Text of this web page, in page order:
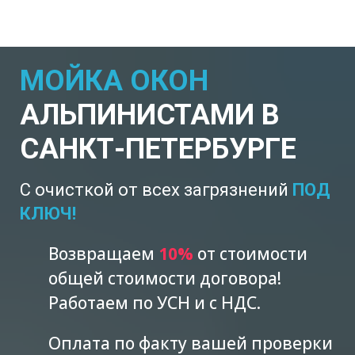
МОЙКА ОКОН
АЛЬПИНИСТАМИ В
САНКТ-ПЕТЕРБУРГЕ
С очисткой от всех загрязнений ПОД
КЛЮЧ!
Возвращаем 10% от стоимости
общей стоимости договора!
Работаем по УСН и с НДС.
Оплата по факту вашей проверки